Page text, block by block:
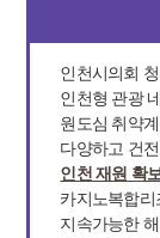
인천시의회
인천형 관광
원도심 취약
다양하고 건
인천 재원 확
카지노복합리
지속가능한